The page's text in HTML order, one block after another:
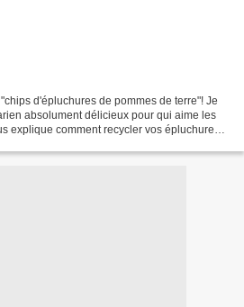
d'épluchures de pommes de terre"! Je
absolument délicieux pour qui aime les
explique comment recycler vos épluchures